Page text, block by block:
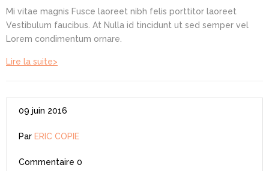
Mi vitae magnis Fusce laoreet nibh felis porttitor laoreet
Vestibulum faucibus. At Nulla id tincidunt ut sed semper vel
Lorem condimentum ornare.
Lire la suite>
09 juin 2016
Par ERIC COPIE
Commentaire 0